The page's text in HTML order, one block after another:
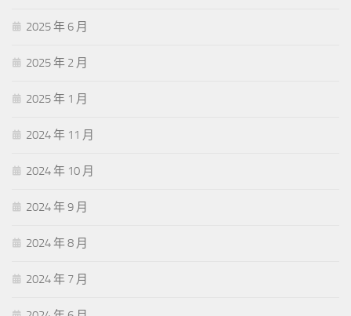
2025 年 6 月
2025 年 2 月
2025 年 1 月
2024 年 11 月
2024 年 10 月
2024 年 9 月
2024 年 8 月
2024 年 7 月